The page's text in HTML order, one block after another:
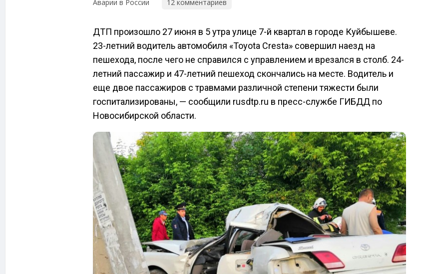
Аварии в России
ДТП произошло 27 июня в 5 утра улице 7-й квартал в городе Куйбышеве.
23-летний водитель автомобиля «Toyota Cresta» совершил наезд на
пешехода, после чего не справился с управлением и врезался в столб. 24-
летний пассажир и 47-летний пешеход скончались на месте. Водитель и
еще двое пассажиров с травмами различной степени тяжести были
госпитализированы, — сообщили rusdtp.ru в пресс-службе ГИБДД по
Новосибирской области.